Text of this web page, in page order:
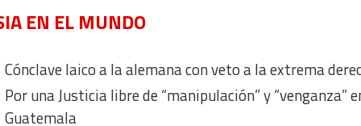
EN EL MUNDO
Cónclave laico a la alemana con veto a la extrema
Por una Justicia libre de “manipulación” y “venganza”
Guatemala